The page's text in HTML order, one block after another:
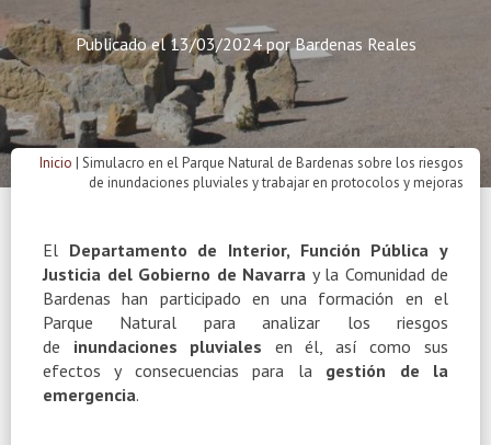
Publicado el13/03/2024porBardenas Reales
Inicio | Simulacro en el Parque Natural de Bardenas sobre los riesgos
de inundaciones pluviales y trabajar en protocolos y mejoras
El Departamento de Interior, Función Pública y
Justicia del Gobierno de Navarra y la Comunidad de
Bardenas han participado en una formación en el
Parque Natural para analizar los riesgos
de inundaciones pluviales en él, así como sus
efectos y consecuencias para la gestión de la
emergencia.